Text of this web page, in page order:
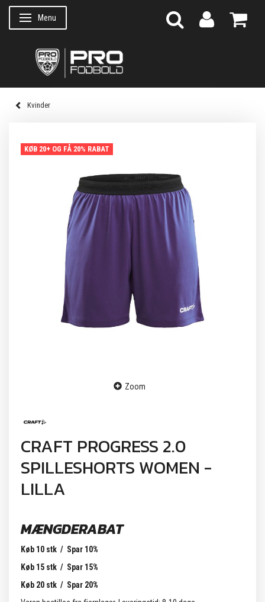
Skifte navigation
Menu
Kvinder
KØB 20+ OG FÅ 20% RABAT
Zoom
CRAFT PROGRESS 2.0
SPILLESHORTS WOMEN -
LILLA
MÆNGDERABAT
Køb 10 stk / Spar 10%
Køb 15 stk / Spar 15%
Køb 20 stk / Spar 20%